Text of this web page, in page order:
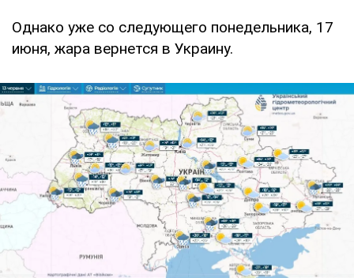
Однако уже со следующего понедельника, 17
июня, жара вернется в Украину.